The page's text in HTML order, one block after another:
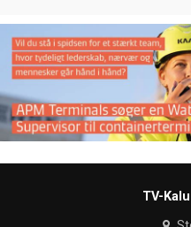
TV-